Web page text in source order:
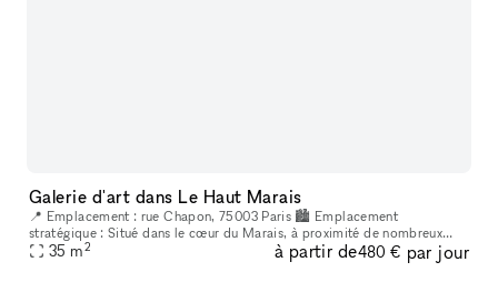
Galerie d'art dans Le Haut Marais
📍 Emplacement : rue Chapon, 75003 Paris 🏙 Emplacement
stratégique : Situé dans le cœur du Marais, à proximité de nombreux
lieux culturels et artistiques. Un espace créatif indépendant, situé au
35 m2 à partir de480 € par jour